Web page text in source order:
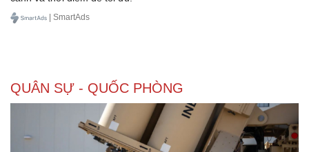
| SmartAds
QUÂN SỰ - QUỐC PHÒNG